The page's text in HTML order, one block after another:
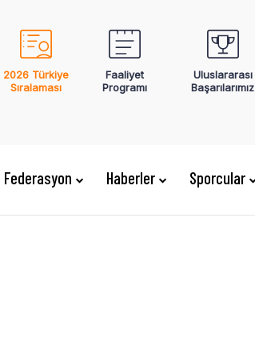
2026 Türkiye
Sıralaması
Faaliyet
Programı
Uluslararası
Başarılarımız
Federasyon Haberler Sporcular